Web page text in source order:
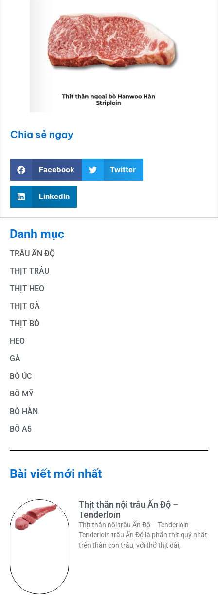
Chia sẻ ngay
Facebook Twitter
LinkedIn
Danh mục
TRÂU ẤN ĐỘ
THỊT TRÂU
THỊT HEO
THỊT GÀ
THỊT BÒ
HEO
GÀ
BÒ ÚC
BÒ MỸ
BÒ HÀN
BÒ A5
Bài viết mới nhất
Thịt thăn nội trâu Ấn Độ –
Tenderloin
Thịt thăn nội trâu Ấn Độ – Tenderloin
Tenderloin trâu Ấn Độ là phần thịt quý nhất
trên thân con trâu, với thớ thịt dài,